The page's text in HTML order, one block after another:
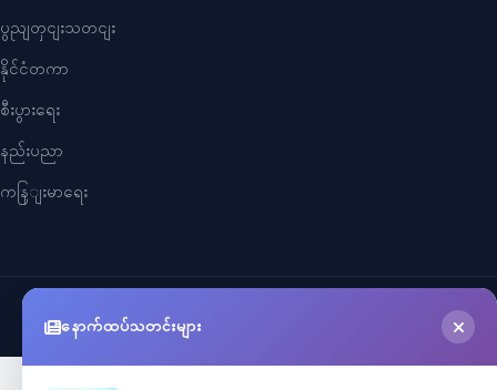
ပွညျတှငျးသတငျး
နိုင်ငံတကာ
စီးပွားရေး
နည်းပညာ
ကနြျးမာရေး
© 2026 Myanmar Cele News
နောက်ထပ်သတင်းများ